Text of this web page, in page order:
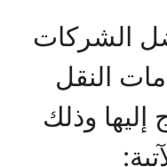
الشركات
النقل
إليها وذلك